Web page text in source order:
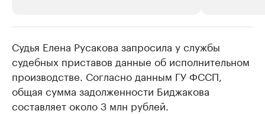
Крупнейшие производители и
продавцы медийной продукции
Ознакомьтесь с информацией в каталоге
РБК Компании
Страховые
Посмотрите в
Судья Елена Русакова запросила у службы
судебных приставов данные об исполнительном
производстве. Согласно данным ГУ ФССП,
общая сумма задолженности Биджакова
составляет около 3 млн рублей.